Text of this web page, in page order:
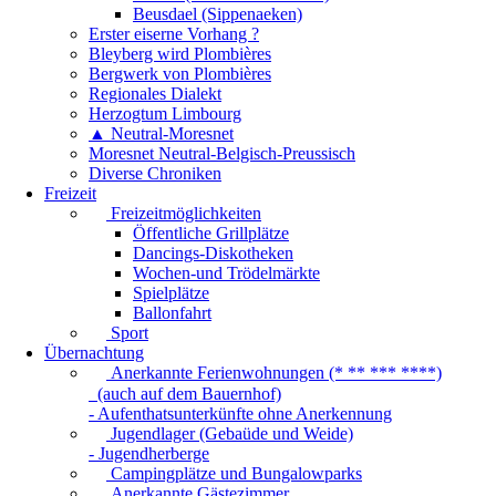
Beusdael (Sippenaeken)
Erster eiserne Vorhang ?
Bleyberg wird Plombières
Bergwerk von Plombières
Regionales Dialekt
Herzogtum Limbourg
▲ Neutral-Moresnet
Moresnet Neutral-Belgisch-Preussisch
Diverse Chroniken
Freizeit
Freizeitmöglichkeiten
Öffentliche Grillplätze
Dancings-Diskotheken
Wochen-und Trödelmärkte
Spielplätze
Ballonfahrt
Sport
Übernachtung
Anerkannte Ferienwohnungen (* ** *** ****)
(auch auf dem Bauernhof)
- Aufenthatsunterkünfte ohne Anerkennung
Jugendlager (Gebaüde und Weide)
- Jugendherberge
Campingplätze und Bungalowparks